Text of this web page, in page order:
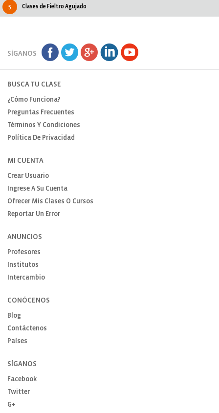
5 Clases de Fieltro Agujado
SÍGANOS
BUSCA TU CLASE
¿Cómo Funciona?
Preguntas Frecuentes
Términos Y Condiciones
Política De Privacidad
MI CUENTA
Crear Usuario
Ingrese A Su Cuenta
Ofrecer Mis Clases O Cursos
Reportar Un Error
ANUNCIOS
Profesores
Institutos
Intercambio
CONÓCENOS
Blog
Contáctenos
Países
SÍGANOS
Facebook
Twitter
G+